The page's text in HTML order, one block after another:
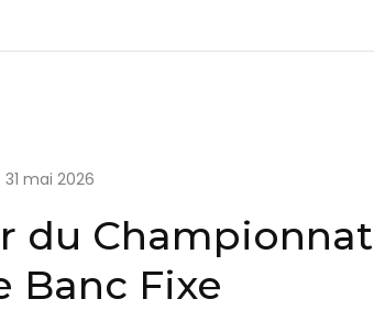
31 mai 2026
du Championnat
Banc Fixe